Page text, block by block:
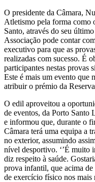
O presidente da Câmara,
Atletismo pela forma como
Santo, através do seu
Associação pode contar
executivo para que as
realizadas com sucesso. É
participantes nestas provas
Este é mais um evento que
atribuir o prémio da
O edil aproveitou a
de eventos, da Porto Santo
e informou que, durante o
Câmara terá uma equipa a
no exterior, assumindo
nível desportivo. ‘’É muito
diz respeito à saúde.
prova infantil, que acima
de exercício físico nos